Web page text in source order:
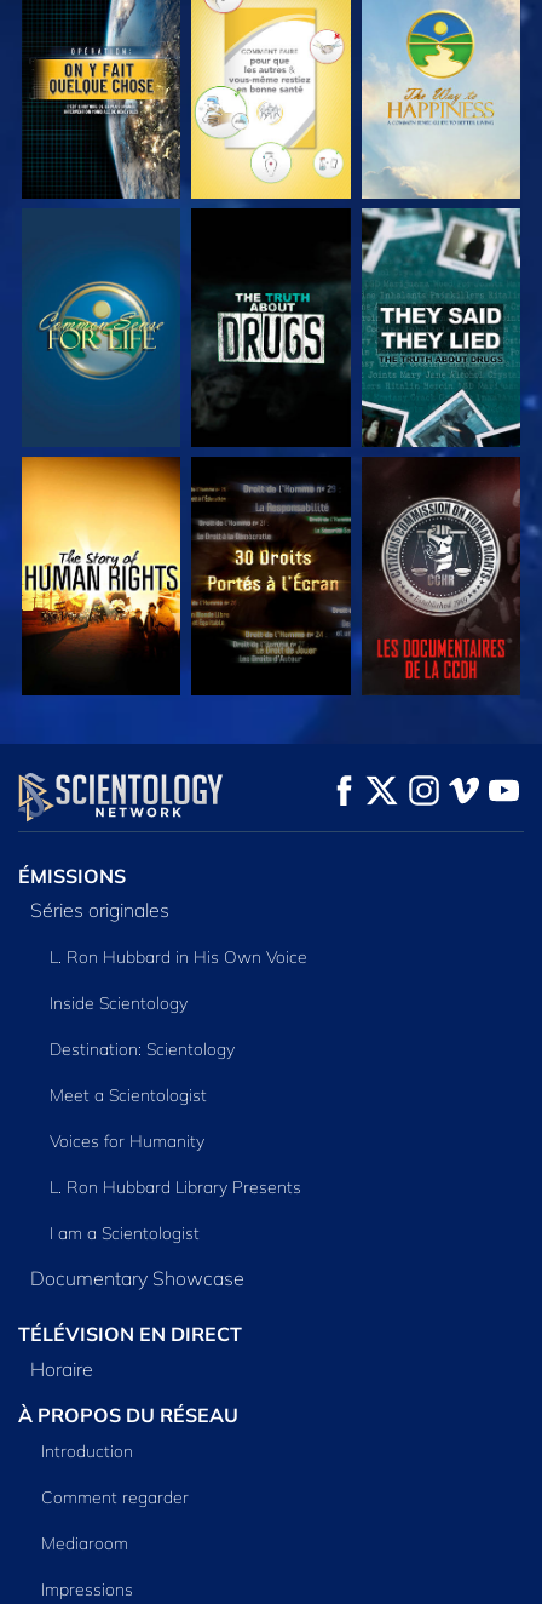
REGARDER REGARDER REGARDER
REGARDER REGARDER REGARDER
REGARDER REGARDER REGARDER
REGARDER REGARDER
DÉCOUVRIR LES
SÉRIES
ÉMISSIONS
Séries originales
L. Ron Hubbard in His Own Voice
Inside Scientology
Destination: Scientology
Meet a Scientologist
Voices for Humanity
L. Ron Hubbard Library Presents
I am a Scientologist
Documentary Showcase
TÉLÉVISION EN DIRECT
Horaire
À PROPOS DU RÉSEAU
Introduction
Comment regarder
Mediaroom
Impressions